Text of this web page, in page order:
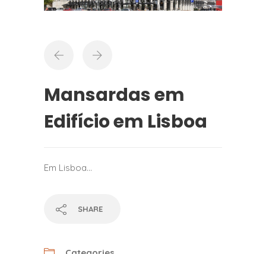
Mansardas em
Edifício em Lisboa
Em Lisboa…
SHARE